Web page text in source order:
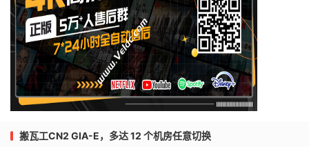
搬瓦工CN2 GIA-E，多达 12 个机房任意切换